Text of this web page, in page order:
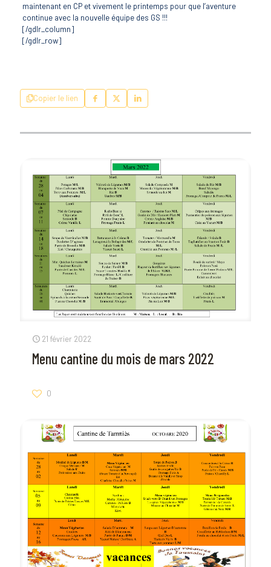
maintenant en CP et vivement le printemps pour que l’aventure
continue avec la nouvelle équipe des GS !!!
[/gdlr_column]
[/gdlr_row]
Copier le lien
21 février 2022
Menu cantine du mois de mars 2022
0